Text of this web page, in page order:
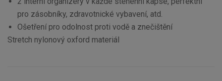
pro zásobníky, zdravotnické vybavení, atd.
Ošetření pro odolnost proti vodě a znečištění
Stretch nylonový oxford materiál